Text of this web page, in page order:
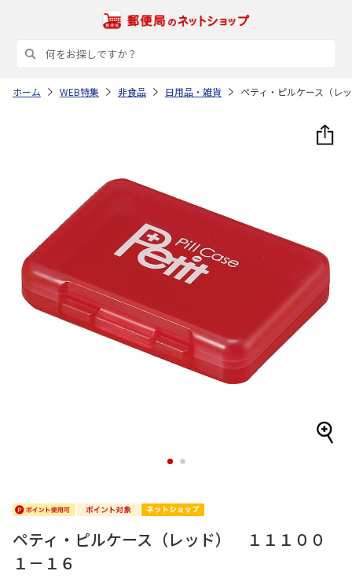
ホーム WEB特集 非食品 日用品・雑貨 ペティ・ピルケース（レ
1 2
ペティ・ピルケース（レッド） １１１００
１－１６